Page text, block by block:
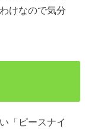
けなので気分
「ピースナイ